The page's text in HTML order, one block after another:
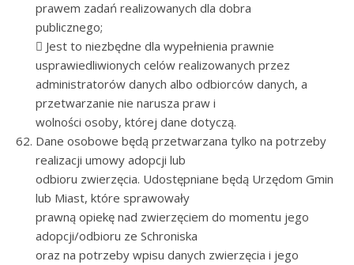
prawem zadań realizowanych dla dobra
publicznego;
 Jest to niezbędne dla wypełnienia prawnie
usprawiedliwionych celów realizowanych przez
administratorów danych albo odbiorców danych, a
przetwarzanie nie narusza praw i
wolności osoby, której dane dotyczą.
Dane osobowe będą przetwarzana tylko na potrzeby
realizacji umowy adopcji lub
odbioru zwierzęcia. Udostępniane będą Urzędom Gmin
lub Miast, które sprawowały
prawną opiekę nad zwierzęciem do momentu jego
adopcji/odbioru ze Schroniska
oraz na potrzeby wpisu danych zwierzęcia i jego